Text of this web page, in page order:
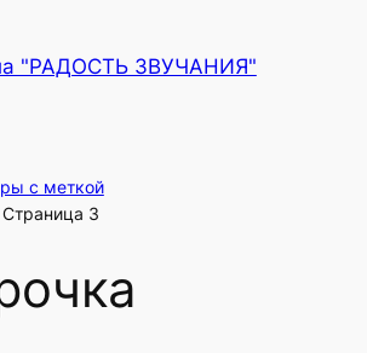
"РАДОСТЬ ЗВУЧАНИЯ"
с меткой
3